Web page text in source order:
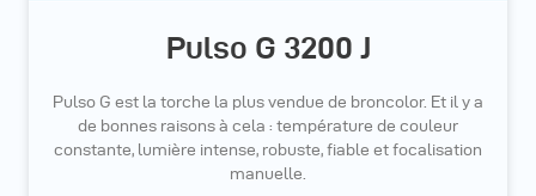
Pulso G 3200 J
Pulso G est la torche la plus vendue de broncolor. Et il y a
de bonnes raisons à cela : température de couleur
constante, lumière intense, robuste, fiable et focalisation
manuelle.